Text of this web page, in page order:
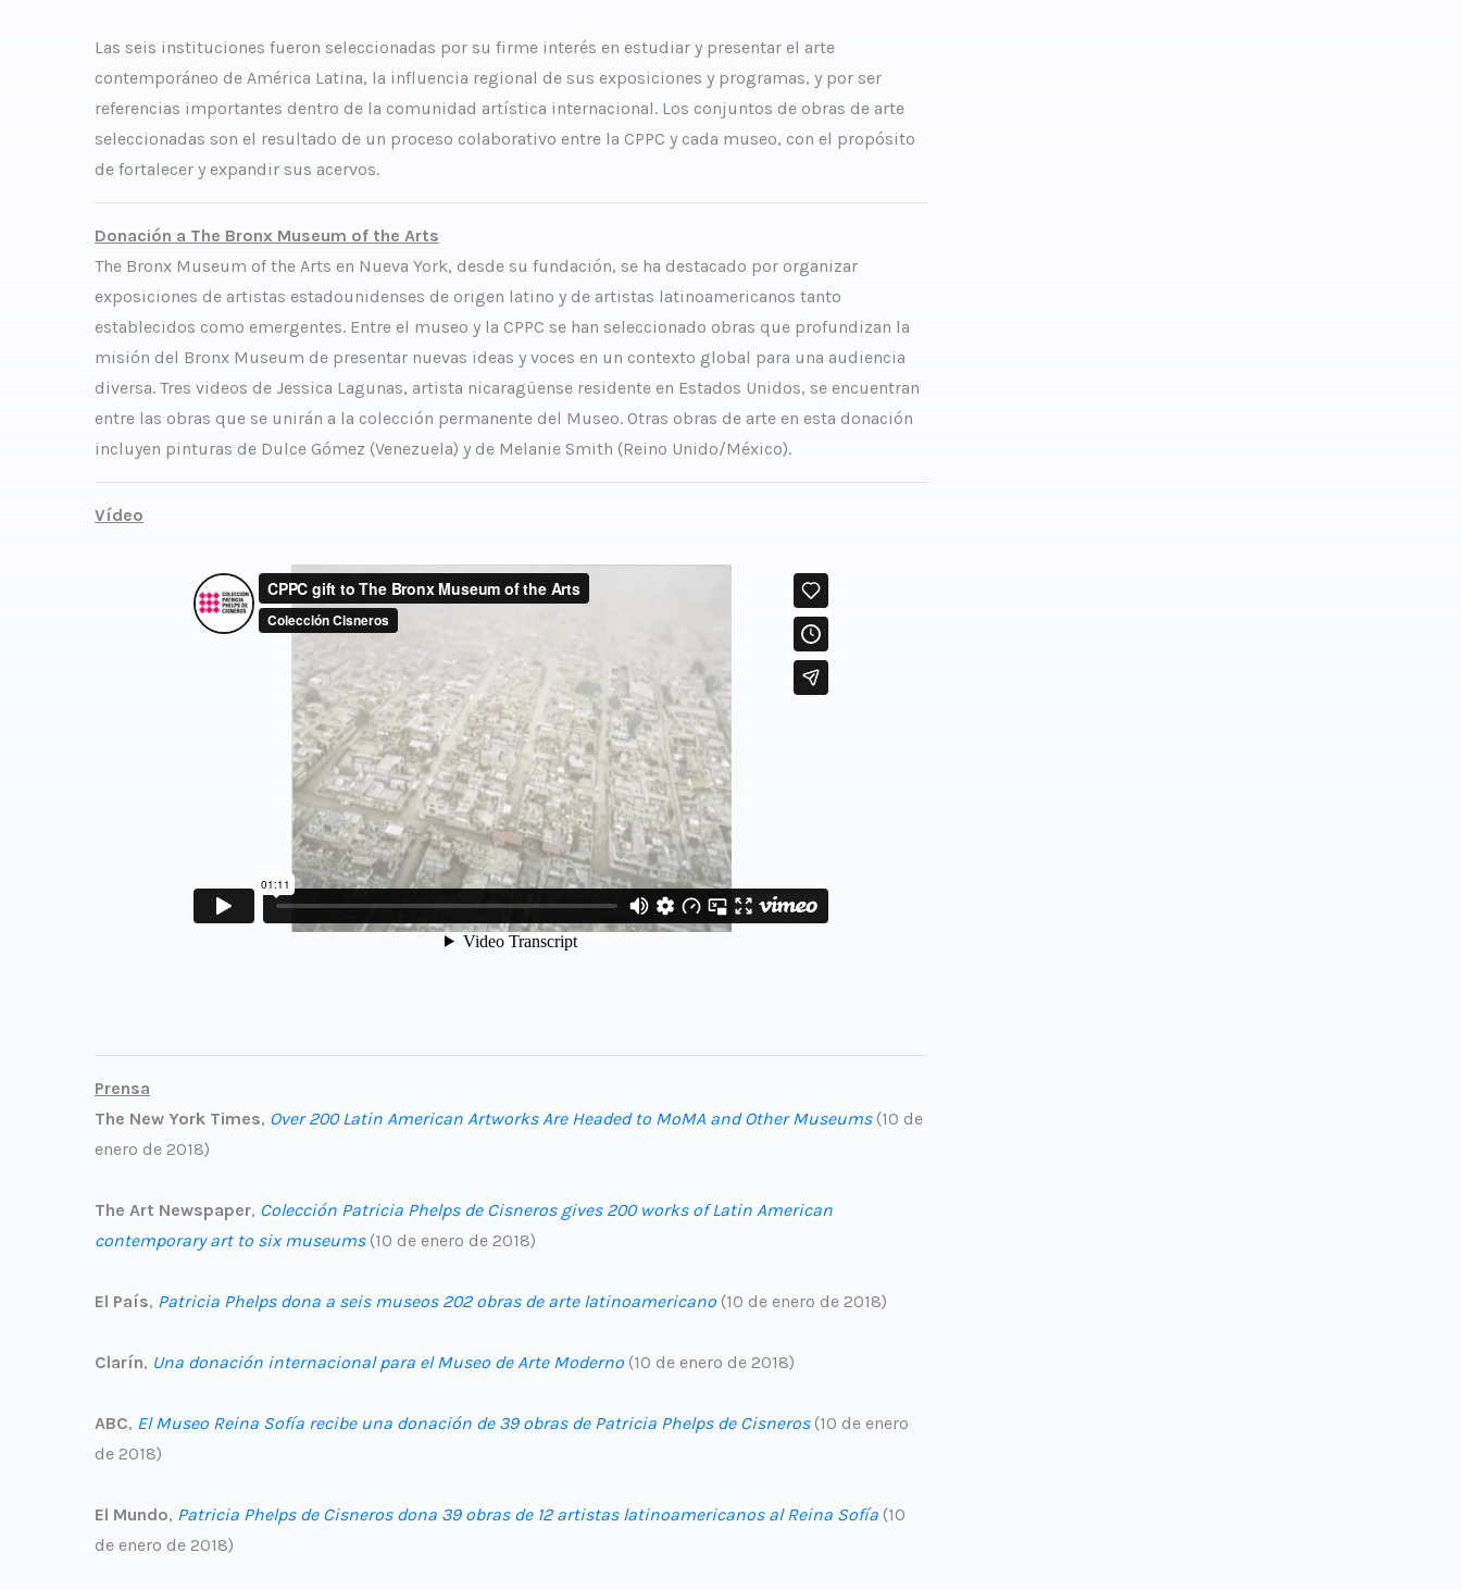
Las seis instituciones fueron seleccionadas por su firme interés en estudiar y presentar el arte
contemporáneo de América Latina, la influencia regional de sus exposiciones y programas, y por ser
referencias importantes dentro de la comunidad artística internacional. Los conjuntos de obras de arte
seleccionadas son el resultado de un proceso colaborativo entre la CPPC y cada museo, con el propósito
de fortalecer y expandir sus acervos.
Donación a The Bronx Museum of the Arts
The Bronx Museum of the Arts en Nueva York, desde su fundación, se ha destacado por organizar
exposiciones de artistas estadounidenses de origen latino y de artistas latinoamericanos tanto
establecidos como emergentes. Entre el museo y la CPPC se han seleccionado obras que profundizan la
misión del Bronx Museum de presentar nuevas ideas y voces en un contexto global para una audiencia
diversa. Tres videos de Jessica Lagunas, artista nicaragüense residente en Estados Unidos, se encuentran
entre las obras que se unirán a la colección permanente del Museo. Otras obras de arte en esta donación
incluyen pinturas de Dulce Gómez (Venezuela) y de Melanie Smith (Reino Unido/México).
Vídeo
Prensa
The New York Times, Over 200 Latin American Artworks Are Headed to MoMA and Other Museums(10 de
enero de 2018)
The Art Newspaper, Colección Patricia Phelps de Cisneros gives 200 works of Latin American
contemporary art to six museums(10 de enero de 2018)
El País, Patricia Phelps dona a seis museos 202 obras de arte latinoamericano (10 de enero de 2018)
Clarín, Una donación internacional para el Museo de Arte Moderno (10 de enero de 2018)
ABC, El Museo Reina Sofía recibe una donación de 39 obras de Patricia Phelps de Cisneros(10 de enero
de 2018)
El Mundo, Patricia Phelps de Cisneros dona 39 obras de 12 artistas latinoamericanos al Reina Sofía (10
de enero de 2018)